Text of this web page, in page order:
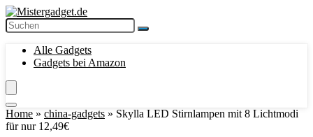
Alle Gadgets
Gadgets bei Amazon
Home » china-gadgets » Skylla LED Stirnlampen mit 8 Lichtmodi
für nur 12,49€